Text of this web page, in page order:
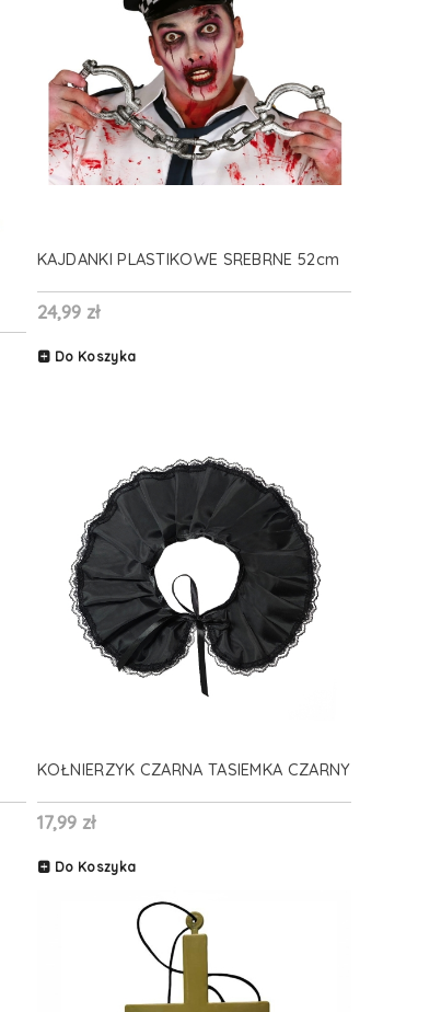
KAJDANKI PLASTIKOWE SREBRNE 52cm
24,99 zł
Do Koszyka
KOŁNIERZYK CZARNA TASIEMKA CZARNY
17,99 zł
Do Koszyka